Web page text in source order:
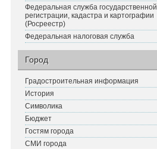
Федеральная служба государственной
регистрации, кадастра и картографии
(Росреестр)
Федеральная налоговая служба
Город
Градостроительная информация
История
Символика
Бюджет
Гостям города
СМИ города